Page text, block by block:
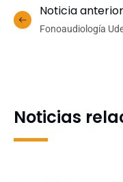
Noticia anterior
Fonoaudiología
Noticias